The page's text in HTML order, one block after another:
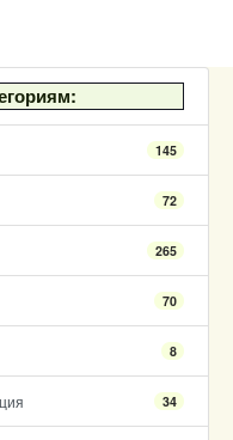
145
72
265
70
8
34